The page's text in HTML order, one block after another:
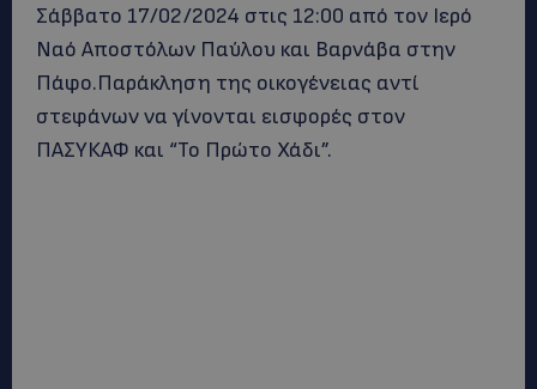
Σάββατο 17/02/2024 στις 12:00 από τον Ιερό
Ναό Αποστόλων Παύλου και Βαρνάβα στην
Πάφο.Παράκληση της οικογένειας αντί
στεφάνων να γίνονται εισφορές στον
ΠΑΣΥΚΑΦ και “Το Πρώτο Χάδι”.